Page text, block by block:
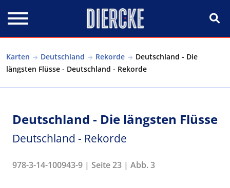
Karten Deutschland Rekorde
Deutschland - Die
längsten Flüsse - Deutschland - Rekorde
Deutschland - Die längsten Flüsse
Deutschland - Rekorde
978-3-14-100943-9 | Seite 23 | Abb. 3